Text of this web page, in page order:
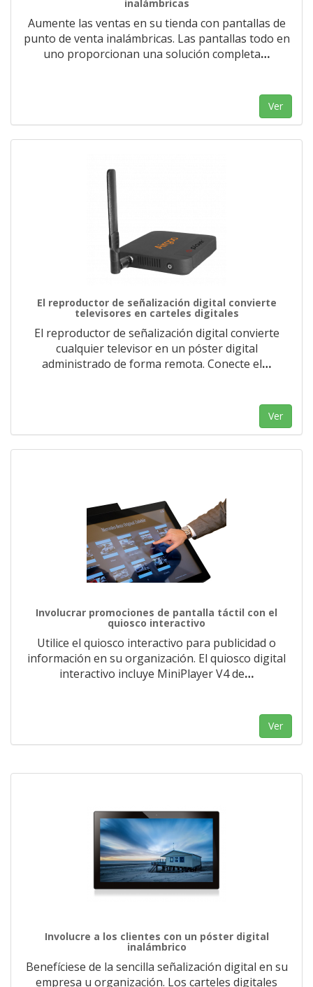
inalámbricas
Aumente las ventas en su tienda con pantallas de
punto de venta inalámbricas. Las pantallas todo en
uno proporcionan una solución completa…
Ver
El reproductor de señalización digital convierte
televisores en carteles digitales
El reproductor de señalización digital convierte
cualquier televisor en un póster digital
administrado de forma remota. Conecte el…
Ver
Involucrar promociones de pantalla táctil con el
quiosco interactivo
Utilice el quiosco interactivo para publicidad o
información en su organización. El quiosco digital
interactivo incluye MiniPlayer V4 de…
Ver
Involucre a los clientes con un póster digital
inalámbrico
Benefíciese de la sencilla señalización digital en su
empresa u organización. Los carteles digitales